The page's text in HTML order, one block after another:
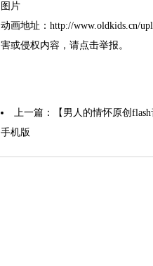
图片
动画地址：http://www.oldkids.cn/
害或侵权内容，请点击举报。
上一篇：
【男人的情怀原创
手机版